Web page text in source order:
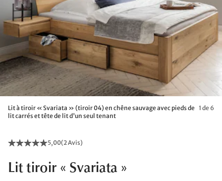
Lit à tiroir « Svariata » (tiroir 04) en chêne sauvage avec pieds de
lit carrés et tête de lit d'un seul tenant
1 de 6
5,00(2 Avis)
Lit tiroir « Svariata »